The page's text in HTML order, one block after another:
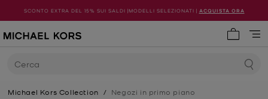
SCONTO EXTRA DEL 15% SUI SALDI |MODELLI SELEZIONATI | ACQUISTA ORA
Cerca
Michael Kors Collection / Negozi in primo piano